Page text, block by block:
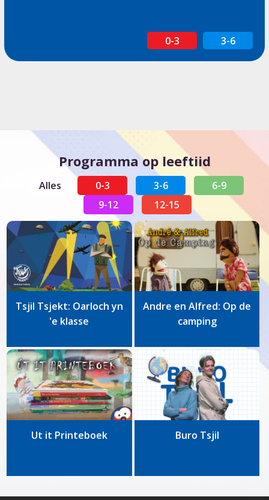
0-3 3-6
Programma op leeftiid
Alles 0-3 3-6
6-9
9-12
12-15
Tsjil Tsjekt: Oarloch yn
'e klasse
Andre en Alfred: Op de
camping
Ut it Printeboek Buro Tsjil